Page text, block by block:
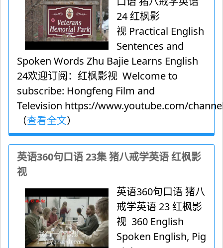
24 红枫影
视 Practical English
Sentences and
Spoken Words Zhu Bajie Learns English
24欢迎订阅：红枫影视 Welcome to
subscribe: Hongfeng Film and
Television https://www.youtube.com/
（查看全文）
英语360句口语 23集 猪八戒学英语 红枫影
视
英语360句口语 猪八
戒学英语 23 红枫影
视 360 English
Spoken English, Pig